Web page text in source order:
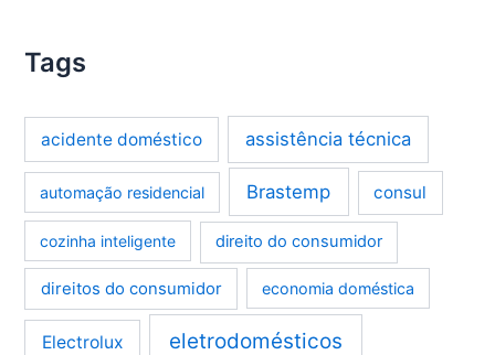
Tags
acidente doméstico assistência técnica
automação residencial Brastemp consul
cozinha inteligente direito do consumidor
direitos do consumidor economia doméstica
Electrolux eletrodomésticos